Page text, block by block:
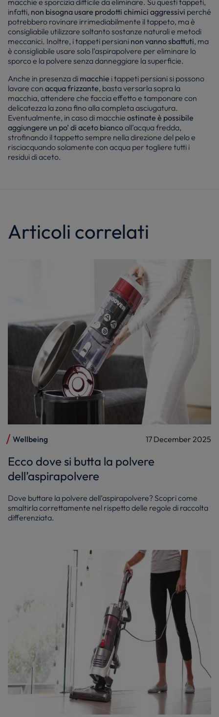
macchie e sporcizia difficile da eliminare. Su questi tappeti,
infatti, non bisogna usare prodotti chimici aggressivi perché
potrebbero rovinare irrimediabilmente il tappeto, ma è
consigliabile utilizzare soltanto sostanze naturali e metodi
meccanici. Inoltre, i tappeti persiani non vanno sbattuti, ma
è consigliabile usare solo l’aspirapolvere per eliminare lo
sporco e la polvere senza danneggiare la superficie.
Anche in presenza di macchie i tappeti persiani si possono
lavare con acqua frizzante, basta versarla sopra la
macchia, attendere che faccia effetto e tamponare con
delicatezza la zona fino alla completa asciugatura.
Eventualmente, in caso di macchie ostinate è possibile
aggiungere un po’ di aceto biancoall’acqua fredda,
strofinando il tappetto sempre nella direzione del pelo e
risciacquando solamente con acqua per togliere tutti i
residui di aceto.
Articoli correlati
Wellbeing 17 December 2025
Ecco dove si butta la polvere
dell’aspirapolvere
Dove buttare la polvere dell’aspirapolvere? Scopri come
smaltirla correttamente nel rispetto delle regole di raccolta
differenziata.